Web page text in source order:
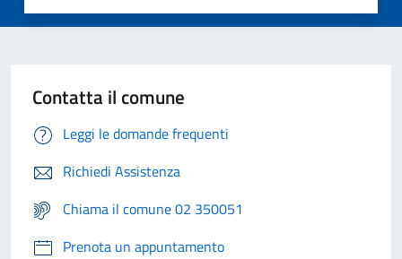
Contatta il comune
Leggi le domande frequenti
Richiedi Assistenza
Chiama il comune 02 350051
Prenota un appuntamento